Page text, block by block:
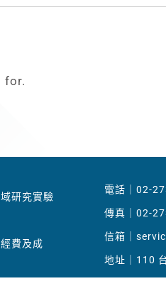
for.
研究實驗
費及成
電話｜02-
傳真｜02-
信箱｜
地址｜110